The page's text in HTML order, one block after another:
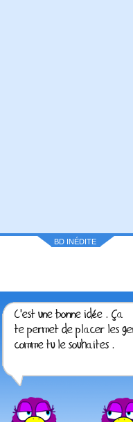
BD INÉDITE